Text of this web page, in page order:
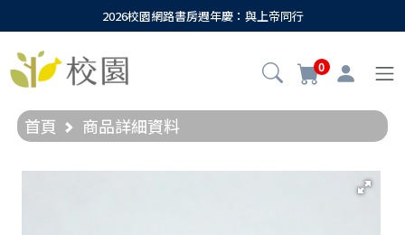
2026校園網路書房週年慶：與上帝同行
0
首頁 商品詳細資料